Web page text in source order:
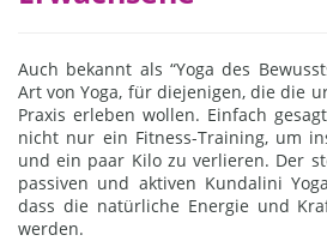
Auch bekannt als “Yoga des
Art von Yoga, für diejenigen, die die
Praxis erleben wollen. Einfach
nicht nur ein Fitness-Training, um
und ein paar Kilo zu verlieren. Der
passiven und aktiven Kundalini
dass die natürliche Energie und
werden.